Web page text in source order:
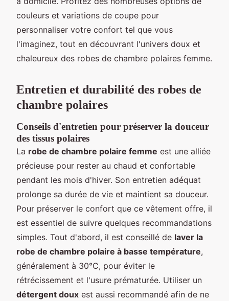
couleurs et variations de coupe pour
personnaliser votre confort tel que vous
l'imaginez, tout en découvrant l'univers doux et
chaleureux des robes de chambre polaires femme.
Entretien et durabilité des robes de
chambre polaires
Conseils d'entretien pour préserver la douceur
des tissus polaires
La robe de chambre polaire femme est une alliée
précieuse pour rester au chaud et confortable
pendant les mois d'hiver. Son entretien adéquat
prolonge sa durée de vie et maintient sa douceur.
Pour préserver le confort que ce vêtement offre, il
est essentiel de suivre quelques recommandations
simples. Tout d'abord, il est conseillé de laver la
robe de chambre polaire à basse température,
généralement à 30°C, pour éviter le
rétrécissement et l'usure prématurée. Utiliser un
détergent doux est aussi recommandé afin de ne